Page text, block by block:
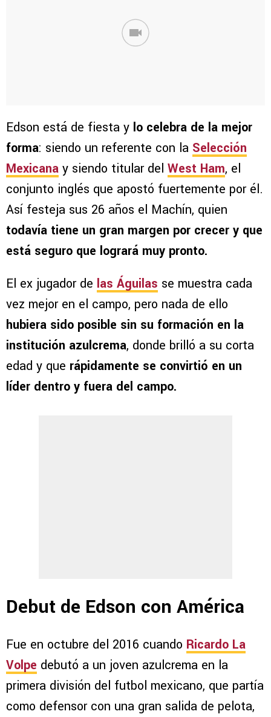
Edson está de fiesta y lo celebra de la mejor
forma: siendo un referente con la Selección
Mexicana y siendo titular del West Ham, el
conjunto inglés que apostó fuertemente por él.
Así festeja sus 26 años el Machín, quien
todavía tiene un gran margen por crecer y que
está seguro que logrará muy pronto.
El ex jugador de las Águilas se muestra cada
vez mejor en el campo, pero nada de ello
hubiera sido posible sin su formación en la
institución azulcrema, donde brilló a su corta
edad y que rápidamente se convirtió en un
líder dentro y fuera del campo.
Debut de Edson con América
Fue en octubre del 2016 cuando Ricardo La
Volpe debutó a un joven azulcrema en la
primera división del futbol mexicano, que partía
como defensor con una gran salida de pelota,